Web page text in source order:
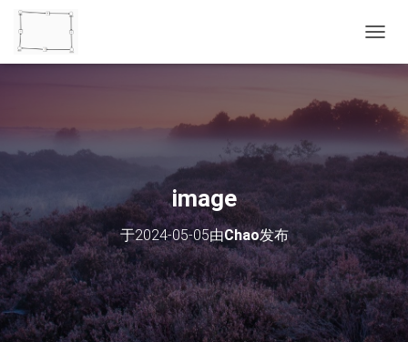
换
image
于2024-05-05由Chao发布